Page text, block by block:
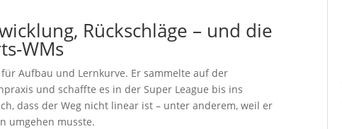
Rückschläge – und die
WMs
Aufbau und Lernkurve. Er sammelte auf der
und schaffte es in der Super League bis ins
dass der Weg nicht linear ist – unter anderem, weil er
umgehen musste.